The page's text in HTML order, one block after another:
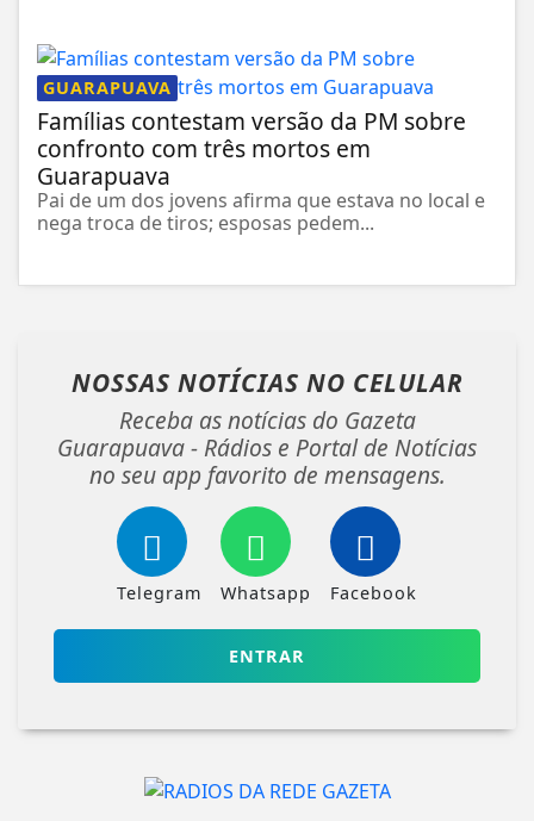
GUARAPUAVA
Famílias contestam versão da PM sobre
confronto com três mortos em
Guarapuava
Pai de um dos jovens afirma que estava no local e
nega troca de tiros; esposas pedem...
NOSSAS NOTÍCIAS NO CELULAR
Receba as notícias do Gazeta
Guarapuava - Rádios e Portal de Notícias
no seu app favorito de mensagens.
Telegram Whatsapp Facebook
ENTRAR